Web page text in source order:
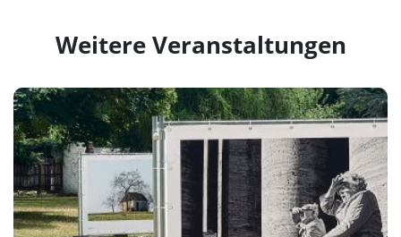
Weitere Veranstaltungen